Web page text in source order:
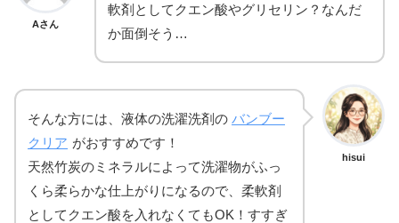
Aさん
軟剤としてクエン酸やグリセリン？なんだ
か面倒そう…
hisui
そんな方には、液体の洗濯洗剤の バンブー
クリア がおすすめです！
天然竹炭のミネラルによって洗濯物がふっ
くら柔らかな仕上がりになるので、柔軟剤
としてクエン酸を入れなくてもOK！すすぎ